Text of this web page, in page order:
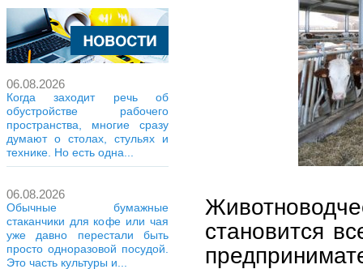
06.08.2026
Когда заходит речь об
обустройстве рабочего
пространства, многие сразу
думают о столах, стульях и
технике. Но есть одна...
06.08.2026
Обычные бумажные
стаканчики для кофе или чая
уже давно перестали быть
просто одноразовой посудой.
Это часть культуры и...
становится